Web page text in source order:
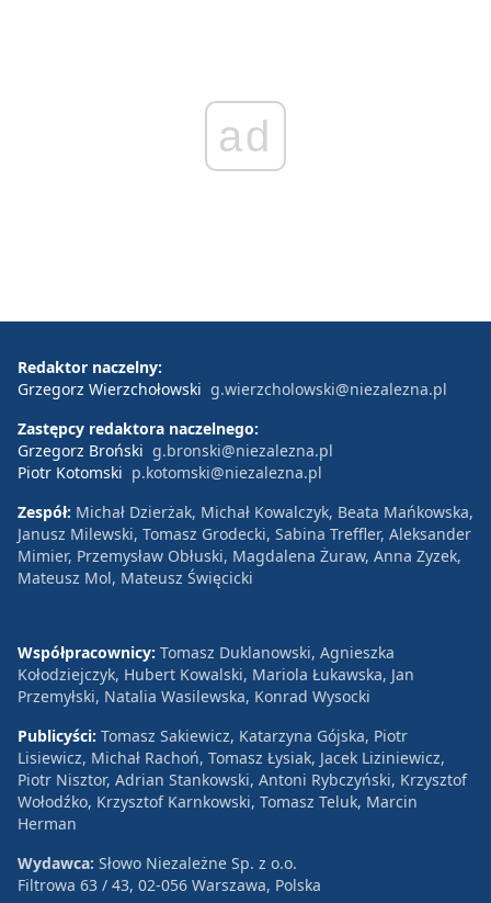
ad
Redaktor naczelny:
Grzegorz Wierzchołowski g.wierzcholowski@niezalezna.pl
Zastępcy redaktora naczelnego:
Grzegorz Broński g.bronski@niezalezna.pl
Piotr Kotomski p.kotomski@niezalezna.pl
Zespół: Michał Dzierżak, Michał Kowalczyk, Beata Mańkowska,
Janusz Milewski, Tomasz Grodecki, Sabina Treffler, Aleksander
Mimier, Przemysław Obłuski, Magdalena Żuraw, Anna Zyzek,
Mateusz Mol, Mateusz Święcicki
Współpracownicy: Tomasz Duklanowski, Agnieszka
Kołodziejczyk, Hubert Kowalski, Mariola Łukawska, Jan
Przemyłski, Natalia Wasilewska, Konrad Wysocki
Publicyści: Tomasz Sakiewicz, Katarzyna Gójska, Piotr
Lisiewicz, Michał Rachoń, Tomasz Łysiak, Jacek Liziniewicz,
Piotr Nisztor, Adrian Stankowski, Antoni Rybczyński, Krzysztof
Wołodźko, Krzysztof Karnkowski, Tomasz Teluk, Marcin
Herman
Wydawca: Słowo Niezależne Sp. z o.o.
Filtrowa 63 / 43, 02-056 Warszawa, Polska